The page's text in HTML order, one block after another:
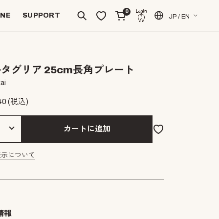
SUPPORT
0
JP / EN
グリア 25cm長角プレート
(税込)
カートに追加
について
報